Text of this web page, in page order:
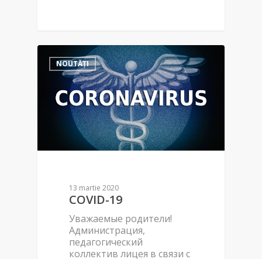
NOUTĂȚI
13 martie 2020
COVID-19
Уважаемые родители!
Администрация,
педагогический
коллектив лицея в связи с